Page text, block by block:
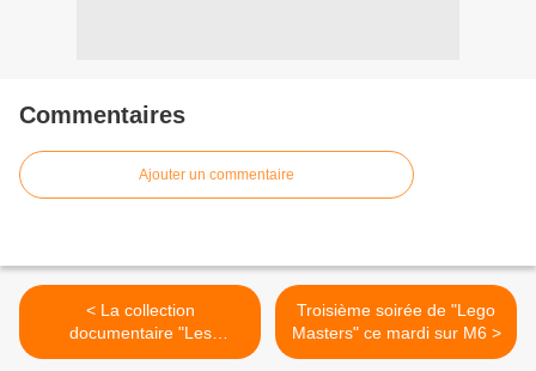
Commentaires
Ajouter un commentaire
< La collection
documentaire "Les
coulisses de l'Histoire" de
Troisième soirée de "Lego
Masters" ce mardi sur M6 >